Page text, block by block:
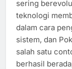
sering
teknologi
dalam cara
sistem, dan
salah satu
berhasil